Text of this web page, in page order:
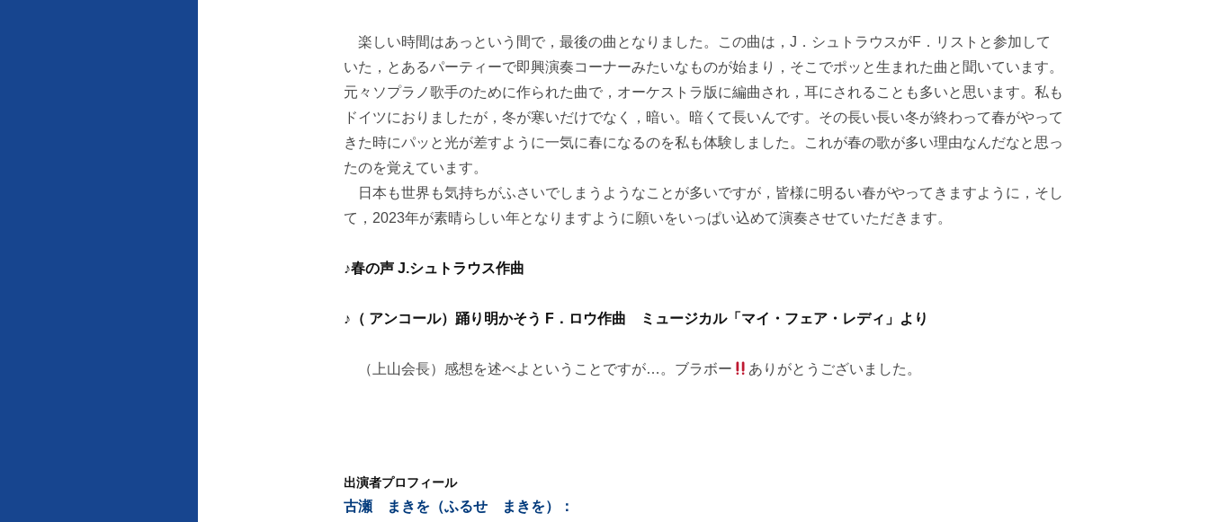
楽しい時間はあっという間で，最後の曲となりました。この曲は，J．シュトラウスがF．リストと参加して
いた，とあるパーティーで即興演奏コーナーみたいなものが始まり，そこでポッと生まれた曲と聞いています。
元々ソプラノ歌手のために作られた曲で，オーケストラ版に編曲され，耳にされることも多いと思います。私も
ドイツにおりましたが，冬が寒いだけでなく，暗い。暗くて長いんです。その長い長い冬が終わって春がやって
きた時にパッと光が差すように一気に春になるのを私も体験しました。これが春の歌が多い理由なんだなと思っ
たのを覚えています。
日本も世界も気持ちがふさいでしまうようなことが多いですが，皆様に明るい春がやってきますように，そし
て，2023年が素晴らしい年となりますように願いをいっぱい込めて演奏させていただきます。
♪春の声 J.シュトラウス作曲
♪（ アンコール）踊り明かそう F．ロウ作曲 ミュージカル「マイ・フェア・レディ」より
（上山会長）感想を述べよということですが…。ブラボー ありがとうございました。
出演者プロフィール
古瀬 まきを（ふるせ まきを）：